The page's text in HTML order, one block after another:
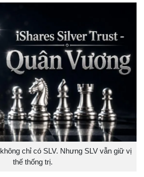
chỉ có SLV. Nhưng SLV vẫn giữ vị
thế thống trị.